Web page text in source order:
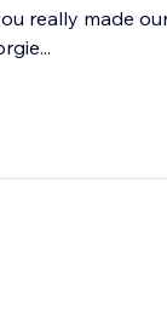
really made